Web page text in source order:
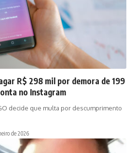
R$ 298 mil por demora de 199
no Instagram
decide que multa por descumprimento
de 2026